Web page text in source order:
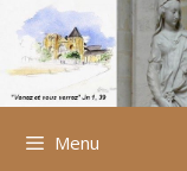
Aller
contenu
Menu